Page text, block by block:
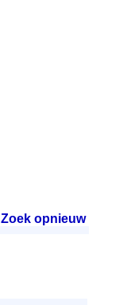
Zoek opnieuw.